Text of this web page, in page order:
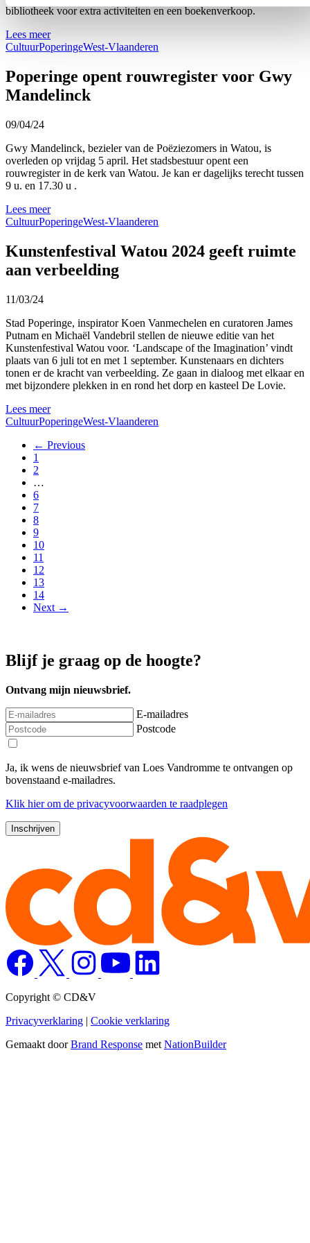
bibliotheek voor extra activiteiten en een boekenverkoop.
Lees meer
CultuurPoperingeWest-Vlaanderen
Poperinge opent rouwregister voor Gwy
Mandelinck
09/04/24
Gwy Mandelinck, bezieler van de Poëziezomers in Watou, is
overleden op vrijdag 5 april. Het stadsbestuur opent een
rouwregister in de kerk van Watou. Je kan er dagelijks terecht tussen
9 u. en 17.30 u .
Lees meer
CultuurPoperingeWest-Vlaanderen
Kunstenfestival Watou 2024 geeft ruimte
aan verbeelding
11/03/24
Stad Poperinge, inspirator Koen Vanmechelen en curatoren James
Putnam en Michaël Vandebril stellen de nieuwe editie van het
Kunstenfestival Watou voor. ‘Landscape of the Imagination’ vindt
plaats van 6 juli tot en met 1 september. Kunstenaars en dichters
tonen er de kracht van verbeelding. Ze gaan in dialoog met elkaar en
met bijzondere plekken in en rond het dorp en kasteel De Lovie.
Lees meer
CultuurPoperingeWest-Vlaanderen
← Previous
1
2
…
6
7
8
9
10
11
12
13
14
Next →
Blijf je graag op de hoogte?
Ontvang mijn nieuwsbrief.
E-mailadres
Postcode
Ja, ik wens de nieuwsbrief van Loes Vandromme te ontvangen op
bovenstaand e-mailadres.
Klik hierom de privacyvoorwaarden te raadplegen
Copyright © CD&V
Privacyverklaring | Cookie verklaring
Gemaakt doorBrand Response met NationBuilder